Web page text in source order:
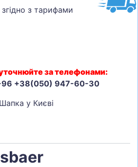
з тарифами
за телефонами:
+38(050) 947-60-30
у Києві